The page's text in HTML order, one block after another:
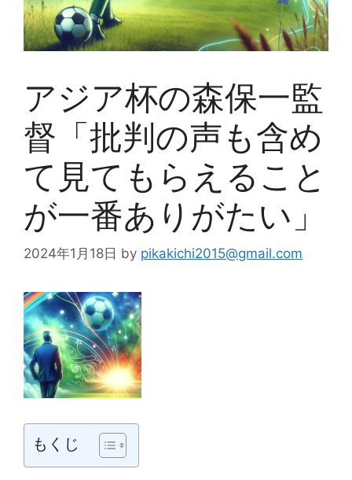
アジア杯の森保一監
督「批判の声も含め
て見てもらえること
が一番ありがたい」
2024年1月18日 by pikakichi2015@gmail.com
もくじ